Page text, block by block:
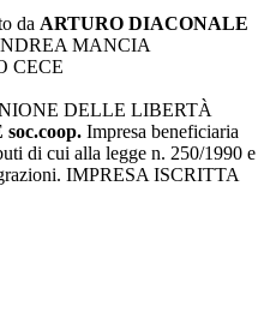
da ARTURO DIACONALE
MANCIA
CECE
DELLE LIBERTÀ
Impresa beneficiaria
di cui alla legge n. 250/1990 e
IMPRESA ISCRITTA